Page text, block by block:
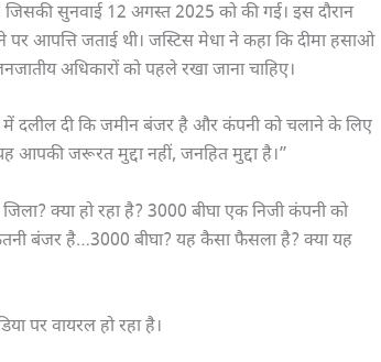
जिसकी सुनवाई 12 अगस्त 2025 को की गई। इस दौरान
आपत्ति जताई थी। जस्टिस मेधा ने कहा कि दीमा हसाओ
अधिकारों को पहले रखा जाना चाहिए।
में दलील दी कि जमीन बंजर है और कंपनी को चलाने के लिए
जरूरत मुद्दा नहीं, जनहित मुद्दा है।”
क्या हो रहा है? 3000 बीघा एक निजी कंपनी को
बंजर है…3000 बीघा? यह कैसा फैसला है? क्या यह
पर वायरल हो रहा है।